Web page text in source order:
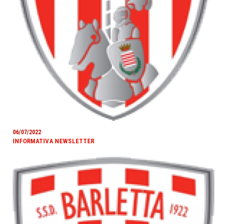
06/07/2022
INFORMATIVA NEWSLETTER